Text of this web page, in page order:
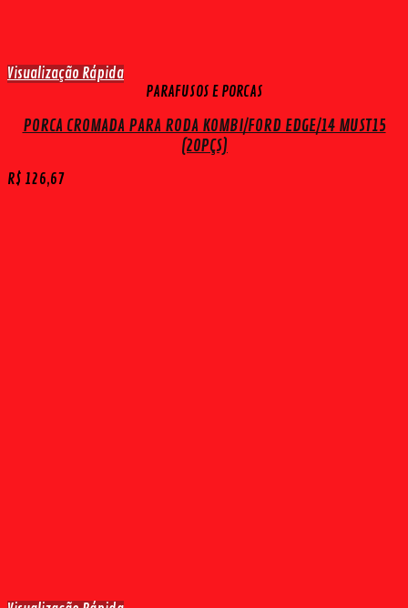
Visualização Rápida
PARAFUSOS E PORCAS
PORCA CROMADA PARA RODA KOMBI/FORD EDGE/14 MUST15
(20PÇS)
R$ 126,67